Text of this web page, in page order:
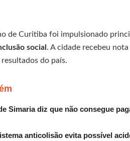
de Curitiba foi impulsionado
social . A cidade recebeu nota
do país.
Simaria diz que não consegue
anticolisão evita possível